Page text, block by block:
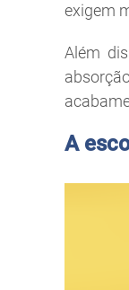
exigem
Além
A